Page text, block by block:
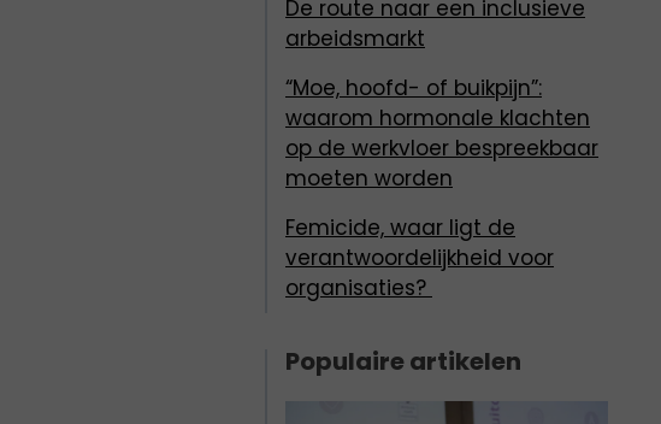
De route naar een inclusieve
arbeidsmarkt
“Moe, hoofd- of buikpijn”:
waarom hormonale klachten
op de werkvloer bespreekbaar
moeten worden
Femicide, waar ligt de
verantwoordelijkheid voor
organisaties?
Populaire artikelen